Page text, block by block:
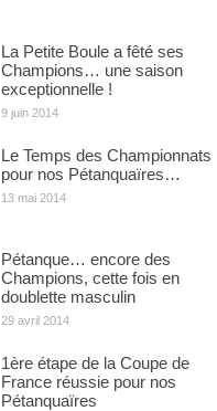
La Petite Boule a fêté ses
Champions… une saison
exceptionnelle !
9 juin 2014
Le Temps des Championnats
pour nos Pétanquaïres…
13 mai 2014
Pétanque… encore des
Champions, cette fois en
doublette masculin
29 avril 2014
1ère étape de la Coupe de
France réussie pour nos
Pétanquaïres